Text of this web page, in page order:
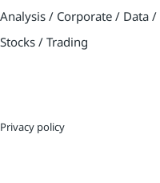
Analysis Corporate Data
Stocks
Trading
Privacy policy